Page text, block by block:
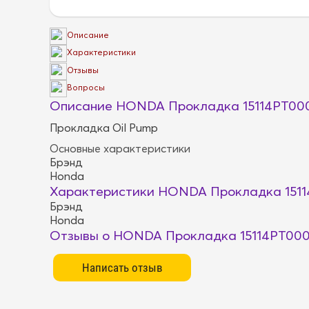
Описание
Характеристики
Отзывы
Вопросы
Описание HONDA Прокладка
Прокладка Oil Pump
Основные характеристики
Брэнд
Honda
Характеристики HONDA Прокладка
Брэнд
Honda
Отзывы о HONDA Прокладка